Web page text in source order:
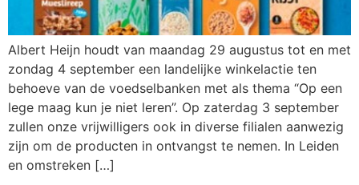
Albert Heijn houdt van maandag 29 augustus tot en met
zondag 4 september een landelijke winkelactie ten
behoeve van de voedselbanken met als thema “Op een
lege maag kun je niet leren”. Op zaterdag 3 september
zullen onze vrijwilligers ook in diverse filialen aanwezig
zijn om de producten in ontvangst te nemen. In Leiden
en omstreken […]